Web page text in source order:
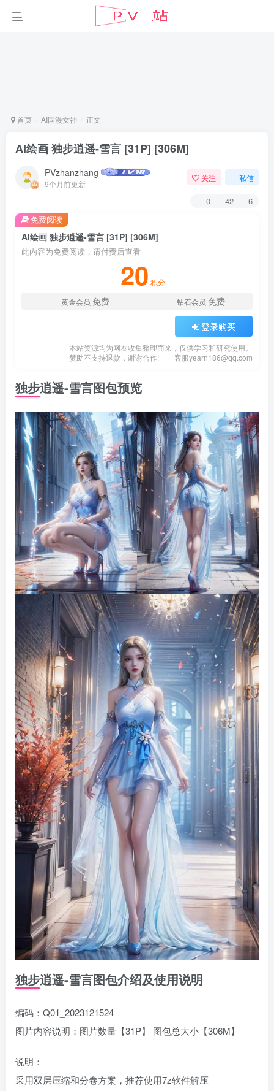
首页 AI国漫女神 正文
AI绘画 独步逍遥-雪言 [31P] [306M]
PVzhanzhang
9个月前更新
关注 私信
0 42 6
AI绘画 独步逍遥-雪言 [31P] [306M]
此内容为免费阅读，请付费后查看
20 积分
黄金会员 免费 钻石会员 免费
登录购买
本站资源均为网友收集整理而来，仅供学习和研究使用。
赞助不支持退款，谢谢合作!
客服yearn186@qq.com
免费阅读
独步逍遥-雪言图包预览
独步逍遥-雪言图包介绍及使用说明
编码：Q01_2023121524
图片内容说明：图片数量【31P】 图包总大小【306M】
说明：
采用双层压缩和分卷方案，推荐使用7z软件解压